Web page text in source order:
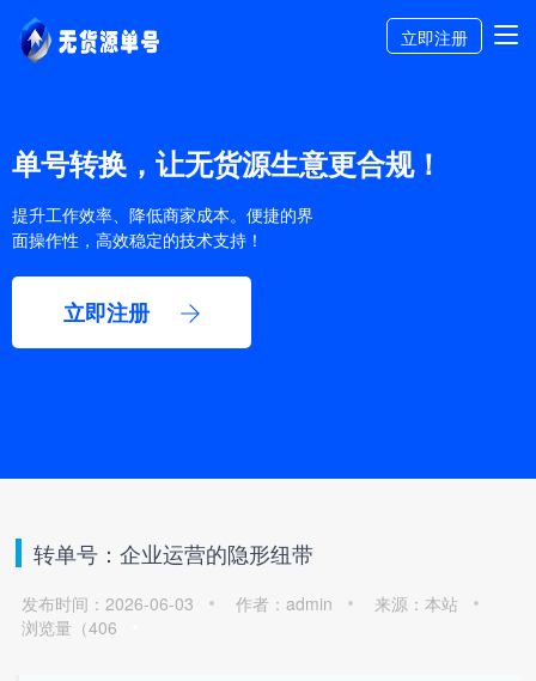
立即注册
单号转换，让无货源生意更合规！
提升工作效率、降低商家成本。便捷的界
面操作性，高效稳定的技术支持！
立即注册
转单号：企业运营的隐形纽带
发布时间：2026-06-03 作者：admin
来源：本站
浏览量（406